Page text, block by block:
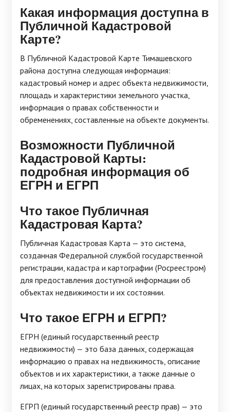
Какая информация доступна в
Публичной Кадастровой
Карте?
В Публичной Кадастровой Карте Тимашевского
района доступна следующая информация:
кадастровый номер и адрес объекта недвижимости,
площадь и характеристики земельного участка,
информация о правах собственности и
обременениях, составленные на объекте документы.
Возможности Публичной
Кадастровой Карты:
подробная информация об
ЕГРН и ЕГРП
Что такое Публичная
Кадастровая Карта?
Публичная Кадастровая Карта — это система,
созданная Федеральной службой государственной
регистрации, кадастра и картографии (Росреестром)
для предоставления доступной информации об
объектах недвижимости и их состоянии.
Что такое ЕГРН и ЕГРП?
ЕГРН (единый государственный реестр
недвижимости) — это база данных, содержащая
информацию о правах на недвижимость, описание
объектов и их характеристики, а также данные о
лицах, на которых зарегистрированы права.
ЕГРП (единый государственный реестр прав) — это